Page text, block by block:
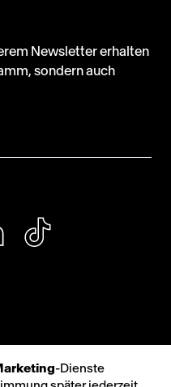
Newsletter erhalten
sondern auch
-Dienste